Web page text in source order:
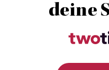
deine